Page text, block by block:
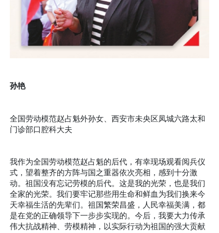
孙艳
全国劳动模范赵占魁外孙女、西安市未央区凤城六路太和
门诊部口腔科大夫
我作为全国劳动模范赵占魁的后代，有幸现场观看阅兵仪
式，望着整齐的方阵与国之重器依次亮相，感到十分激
动。祖国没有忘记劳模的后代。这是我的光荣，也是我们
全家的光荣。我们要牢记那些用生命和鲜血为我们换来今
天幸福生活的先辈们。祖国繁荣昌盛，人民幸福美满，都
是在党的正确领导下一步步实现的。今后，我要大力传承
伟大抗战精神、劳模精神，以实际行动为祖国的强大贡献